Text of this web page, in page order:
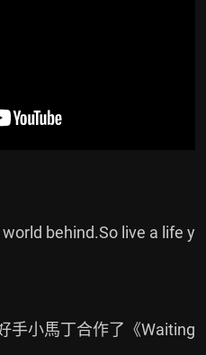
world behind.So live a life y
手小馬丁合作了《Waiting